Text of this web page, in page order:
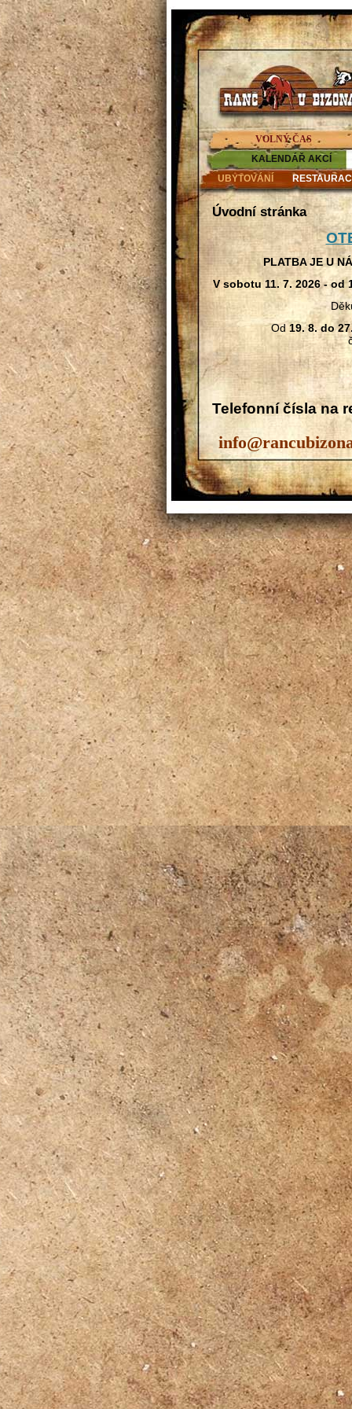
VOLNÝ ČAS
KALENDÁŘ AKCÍ
UBYTOVÁNÍ
Úvodní stránka
PLATBA JE U
V sobotu 11. 7. 2026 - od
Od 19. 8. do
Telefonní čísla na
724